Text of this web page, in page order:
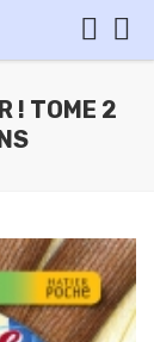
! TOME 2